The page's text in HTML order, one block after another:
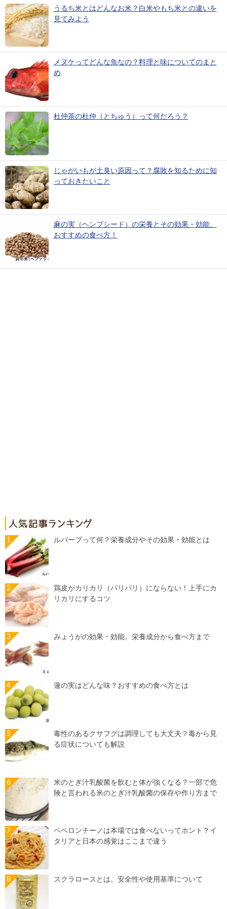
うるち米とはどんなお米？白米やもち米との違いを
見てみよう
メヌケってどんな魚なの？料理と味についてのまと
め
杜仲茶の杜仲（とちゅう）って何だろう？
じゃがいもが土臭い原因って？腐敗を知るために知
っておきたいこと
麻の実（ヘンプシード）の栄養とその効果・効能、
おすすめの食べ方！
ルバーブって何？栄養成分やその効果・効能とは
鶏皮がカリカリ（パリパリ）にならない！上手にカ
リカリにするコツ
みょうがの効果・効能。栄養成分から食べ方まで
蓮の実はどんな味？おすすめの食べ方とは
毒性のあるクサフグは調理しても大丈夫？毒から見
る症状についても解説
米のとぎ汁乳酸菌を飲むと体が強くなる？一部で危
険と言われる米のとぎ汁乳酸菌の保存や作り方まで
ペペロンチーノは本場では食べないってホント？イ
タリアと日本の感覚はここまで違う
スクラロースとは。安全性や使用基準について